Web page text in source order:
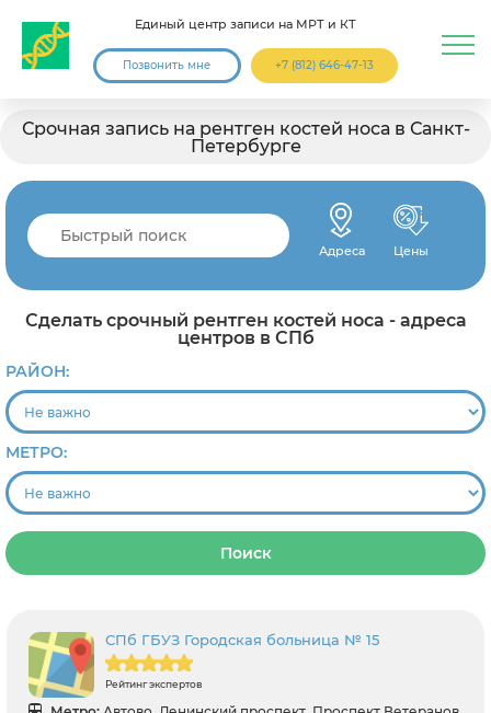
Единый центр записи на МРТ и КТ
Позвонить мне +7 (812) 646-47-13
Срочная запись на рентген костей носа в Санкт-
Петербурге
Адреса Цены
Сделать срочный рентген костей носа - адреса
центров в СПб
РАЙОН:
МЕТРО:
Поиск
СПб ГБУЗ Городская больница № 15
Рейтинг экспертов